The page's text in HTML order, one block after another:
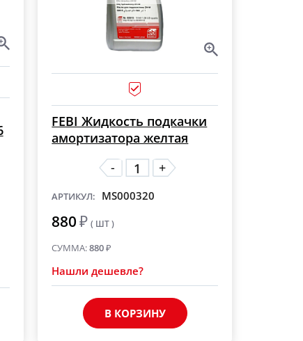
FEBI Жидкость подкачки
амортизатора желтая
-
+
АРТИКУЛ: MS000320
880₽ ( ШТ )
СУММА:880₽
Нашли дешевле?
В КОРЗИНУ